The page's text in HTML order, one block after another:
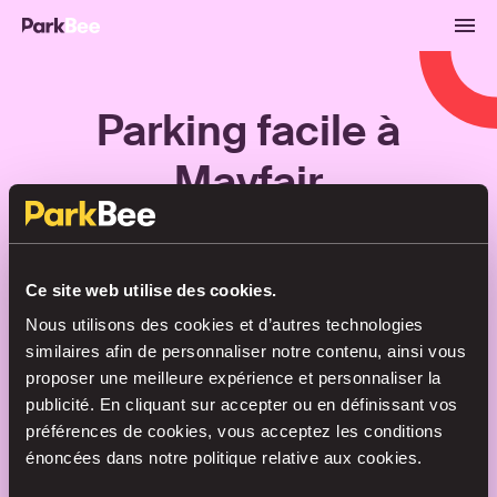
Ce site web utilise des cookies.
Nous utilisons des cookies et d’autres technologies
similaires afin de personnaliser notre contenu, ainsi vous
proposer une meilleure expérience et personnaliser la
publicité. En cliquant sur accepter ou en définissant vos
préférences de cookies, vous acceptez les conditions
énoncées dans notre politique relative aux cookies.
Parking facile à
Mayfair
Trouvez votre place en un rien de
temps